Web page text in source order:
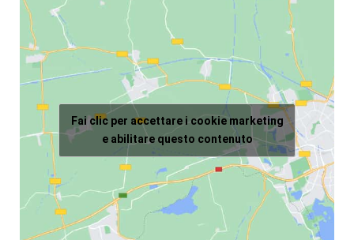
Fai clic per accettare i cookie marketing
e abilitare questo contenuto